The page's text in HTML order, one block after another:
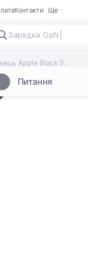
Контакти Ще
Зарядка GaN
Ремінець Apple Black Solo Loop - Size 11 для Apple Watch 44/45/46/49mm (MYT72)
Питання